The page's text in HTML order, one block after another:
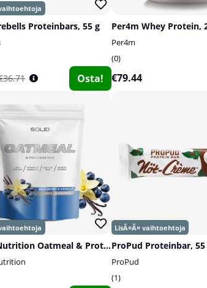
Proteinbars, 55 g
Osta!
Per4m Whey Protein,
Per4m
0
€79.44
SOLID Nutrition Oatmeal & Protein Mix, 750 gProPud Proteinbar, 55
ProPud
1